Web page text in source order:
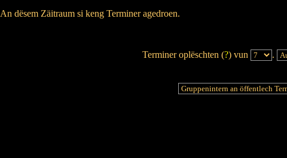
An dësem Zäitraum si keng Terminer agedroen.
Terminer oplëschten (?) vun .